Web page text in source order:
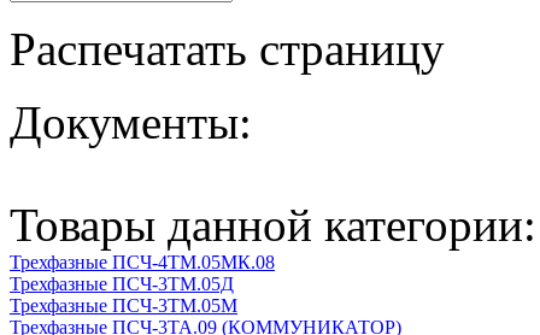
Распечатать страницу
Документы:
Товары данной категории:
Трехфазные ПСЧ-4ТМ.05МК.08
Трехфазные ПСЧ-3ТМ.05Д
Трехфазные ПСЧ-3ТМ.05М
Трехфазные ПСЧ-3ТА.09 (КОММУНИКАТОР)